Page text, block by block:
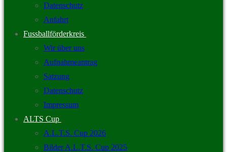
Datenschutz
Anfahrt
Fussballförderkreis
Wir über uns
Aufnahmeantrag
Satzung
Datenschutz
Impressum
ALTS Cup
A.L.T.S. Cup 2026
Bilder A.L.T.S. Cup 2025